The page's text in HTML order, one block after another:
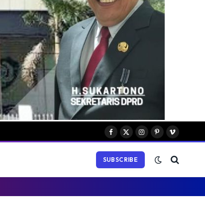
Facebook
X
Instagram
PinterestVimeo
SUBSCRIBE